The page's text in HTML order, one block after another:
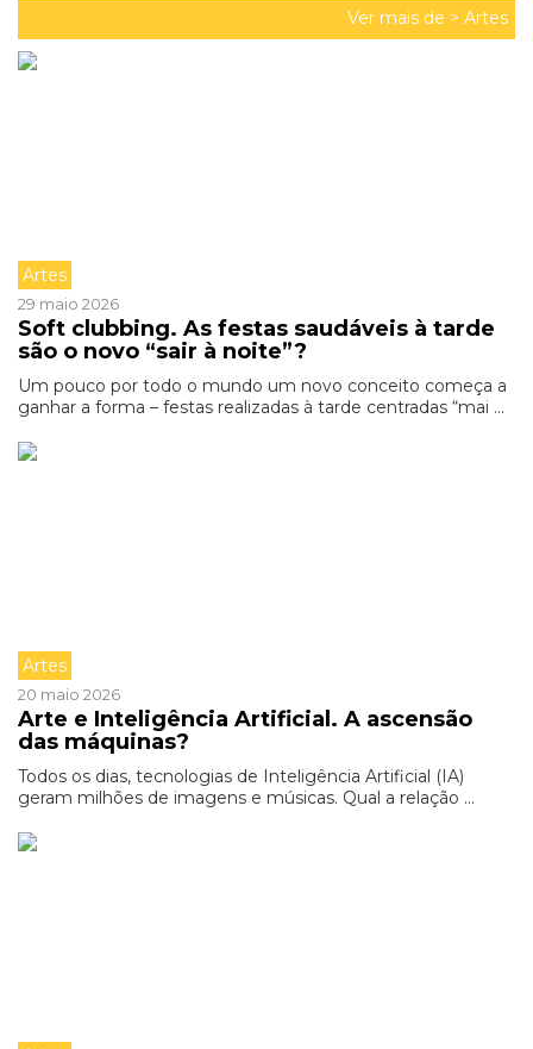
Ver mais de > Artes
Artes
29 maio 2026
Soft clubbing. As festas saudáveis à tarde
são o novo “sair à noite”?
Um pouco por todo o mundo um novo conceito começa a
ganhar a forma – festas realizadas à tarde centradas “mai ...
Artes
20 maio 2026
Arte e Inteligência Artificial. A ascensão
das máquinas?
Todos os dias, tecnologias de Inteligência Artificial (IA)
geram milhões de imagens e músicas. Qual a relação ...